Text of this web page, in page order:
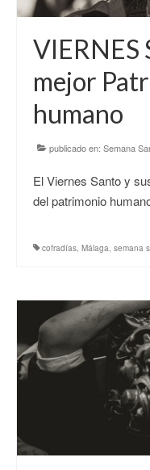
VIERNES
mejor
humano
publicado en: Semana
El Viernes Santo y
del patrimonio
cofradías, Málaga, semana